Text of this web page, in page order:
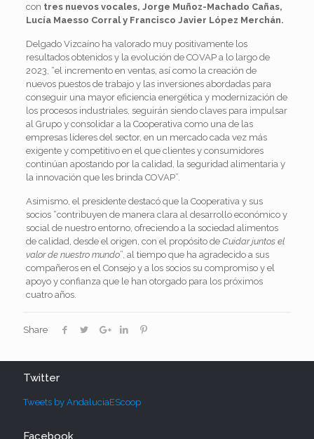
con tres nuevos vocales, Jorge Muñoz-Machado Cañas,
Lucía Maesso Corral y Francisco Javier López Merchán.
Delgado Vizcaíno ha valorado muy positivamente los
resultados obtenidos y la evolución de COVAP a lo largo de
2023, “el incremento en ventas, así como la creación de
nuevos puestos de trabajo y las inversiones abordadas para
conseguir una mayor eficiencia energética y modernización de
los procesos industriales, seguirán siendo claves para impulsar
al Grupo y consolidar a la Cooperativa como una de las
empresas líderes del sector, en un mercado cada vez más
exigente y competitivo en el que clientes y consumidores
continúan apostando por la calidad, la seguridad alimentaria y
la innovación que les brinda COVAP”.
Asimismo, el presidente destacó que la Cooperativa y sus
socios “contribuyen de manera clara al desarrollo económico y
social de nuestro entorno, ofreciendo a la sociedad alimentos
de calidad, desde el origen, con el propósito de Cuidar juntos el
valor de nuestro mundo”, al tiempo que ha agradecido a sus
compañeros en el Consejo y a los socios su compromiso y el
apoyo y confianza que le han otorgado para los próximos
cuatro años.
Share
Twitter
Tweets by AndaluciaEScoop
Facebook